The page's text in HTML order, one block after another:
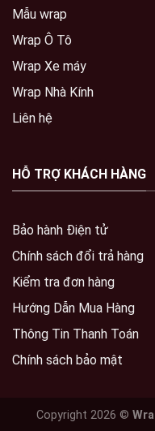
Mẫu wrap
Wrap Ô Tô
Wrap Xe máy
Wrap Nhà Kính
Liên hệ
HỖ TRỢ KHÁCH HÀNG
Bảo hành Điện tử
Chính sách đổi trả hàng
Kiểm tra đơn hàng
Hướng Dẫn Mua Hàng
Thông Tin Thanh Toán
Chính sách bảo mật
Copyright 2026 ©